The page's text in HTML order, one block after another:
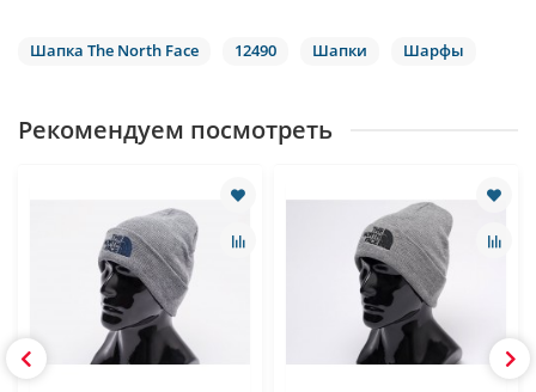
Шапка The North Face 12490 Шапки Шарфы
Рекомендуем посмотреть